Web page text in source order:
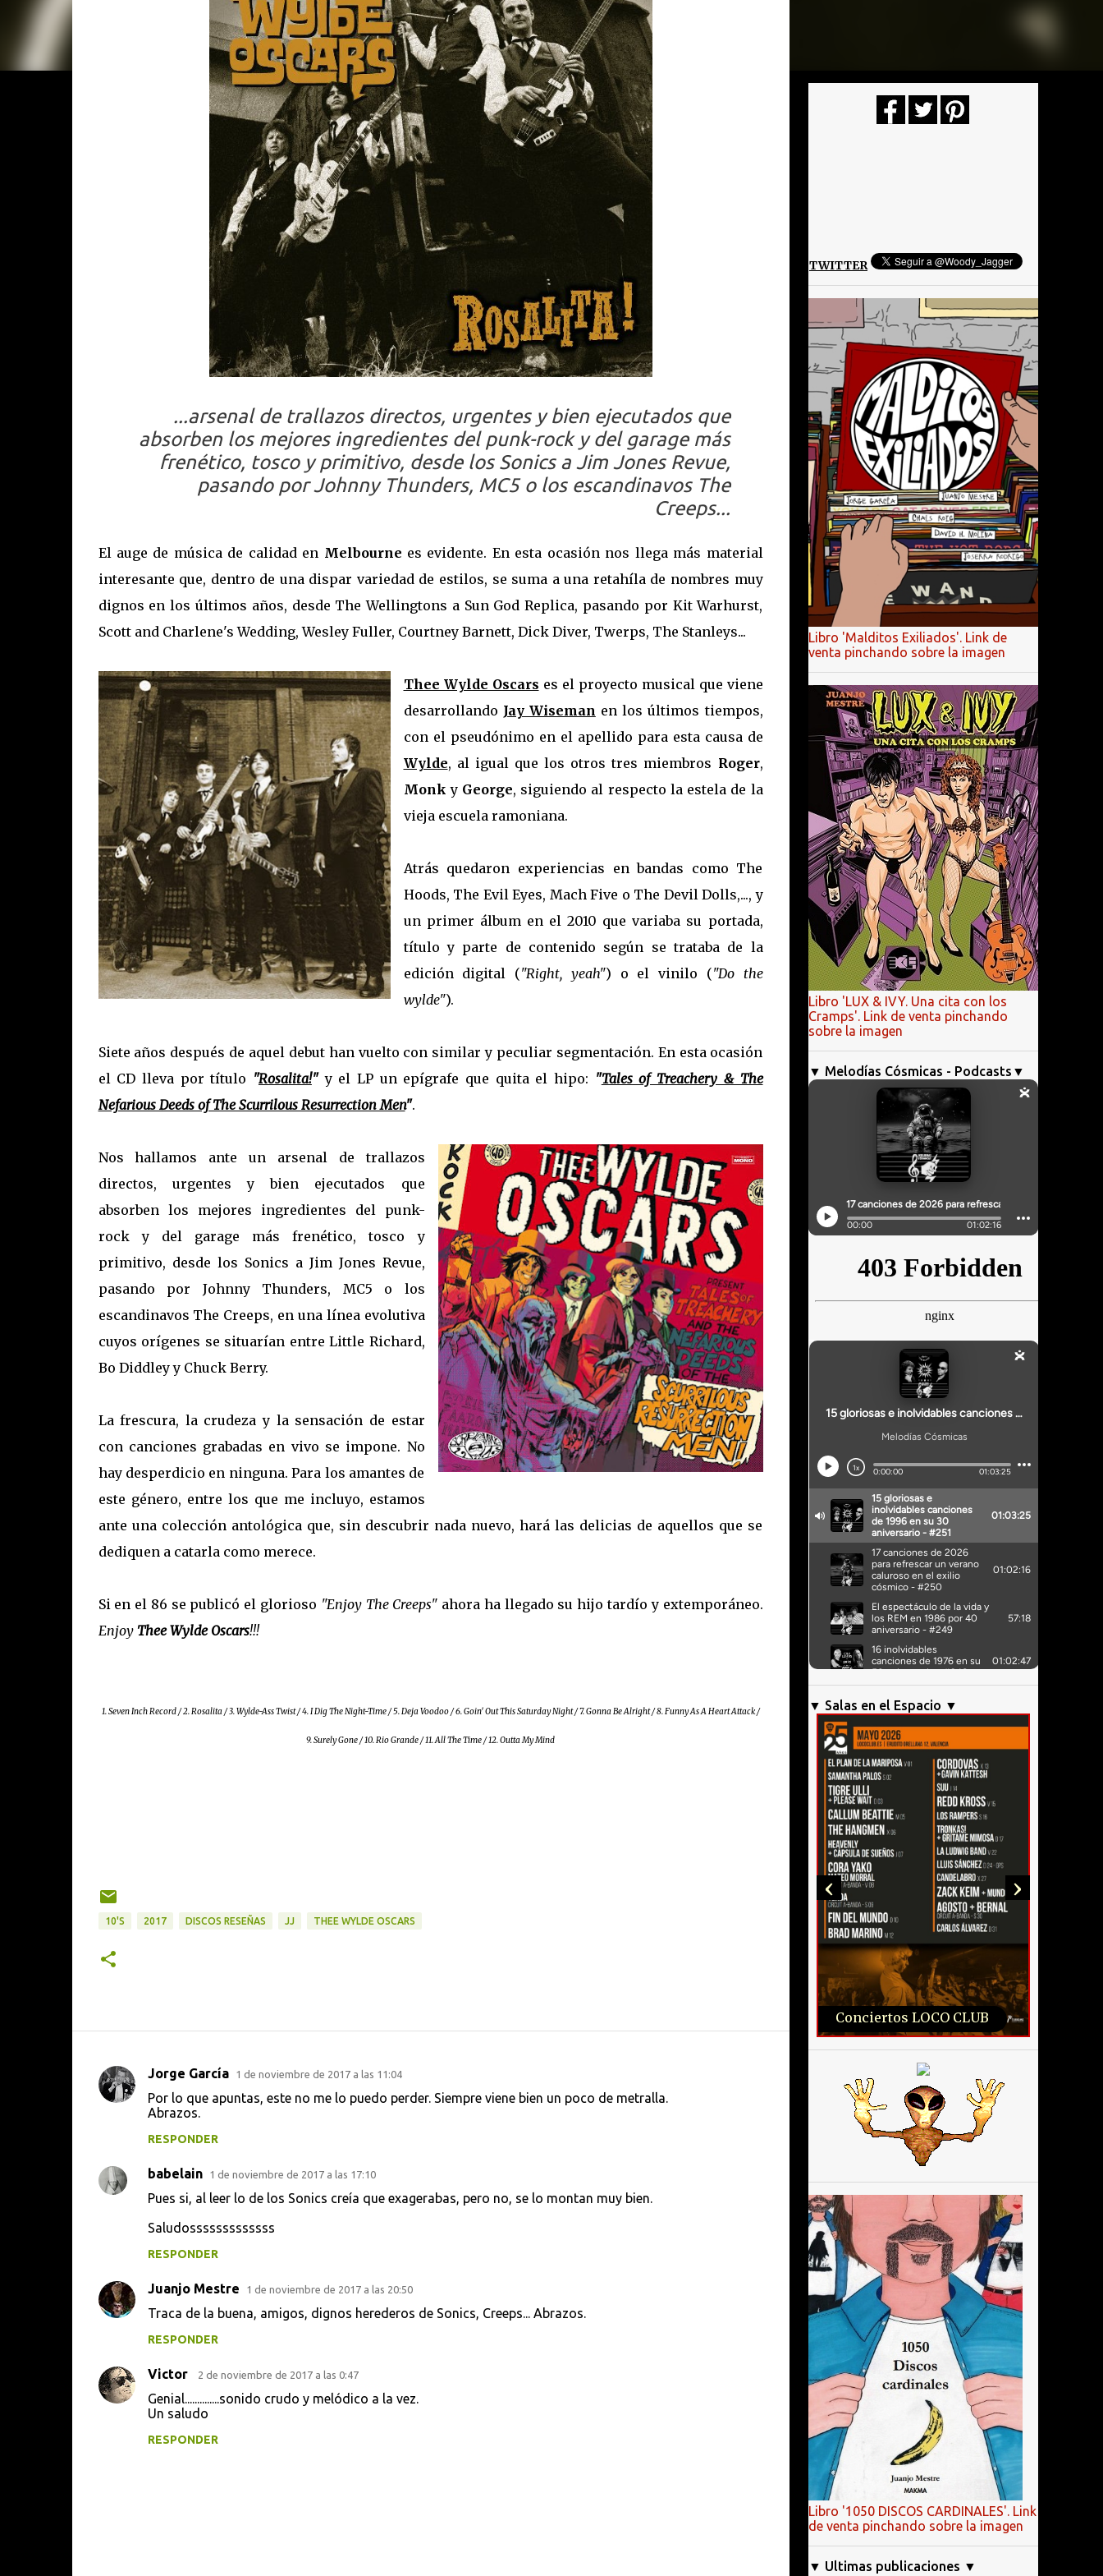
...arsenal de trallazos directos, urgentes y bien ejecutados que
absorben los mejores ingredientes del punk-rock y del garage más
frenético, tosco y primitivo, desde los Sonics a Jim Jones Revue,
pasando por Johnny Thunders, MC5 o los escandinavos The
Creeps...
El auge de música de calidad en Melbourne es evidente. En esta ocasión nos llega más material
interesante que, dentro de una dispar variedad de estilos, se suma a una retahíla de nombres muy
dignos en los últimos años, desde The Wellingtons a Sun God Replica, pasando por Kit Warhurst,
Scott and Charlene's Wedding, Wesley Fuller, Courtney Barnett, Dick Diver, Twerps, The Stanleys...
Thee Wylde Oscars es el proyecto musical que viene
desarrollando Jay Wiseman en los últimos tiempos,
con el pseudónimo en el apellido para esta causa de
Wylde, al igual que los otros tres miembros Roger,
Monk y George, siguiendo al respecto la estela de la
vieja escuela ramoniana.
Atrás quedaron experiencias en bandas como The
Hoods, The Evil Eyes, Mach Five o The Devil Dolls,..., y
un primer álbum en el 2010 que variaba su portada,
título y parte de contenido según se trataba de la
edición digital ("Right, yeah") o el vinilo ("Do the
wylde").
Siete años después de aquel debut han vuelto con similar y peculiar segmentación. En esta ocasión
el CD lleva por título "Rosalita!"y el LP un epígrafe que quita el hipo: "Tales of Treachery & The
Nefarious Deeds of The Scurrilous Resurrection Men".
Nos hallamos ante un arsenal de trallazos
directos, urgentes y bien ejecutados que
absorben los mejores ingredientes del punk-
rock y del garage más frenético, tosco y
primitivo, desde los Sonics a Jim Jones Revue,
pasando por Johnny Thunders, MC5 o los
escandinavos The Creeps, en una línea evolutiva
cuyos orígenes se situarían entre Little Richard,
Bo Diddley y Chuck Berry.
La frescura, la crudeza y la sensación de estar
con canciones grabadas en vivo se impone. No
hay desperdicio en ninguna. Para los amantes de
este género, entre los que me incluyo, estamos
ante una colección antológica que, sin descubrir nada nuevo, hará las delicias de aquellos que se
dediquen a catarla como merece.
Si en el 86 se publicó el glorioso "Enjoy The Creeps" ahora ha llegado su hijo tardío y extemporáneo.
Enjoy Thee Wylde Oscars!!!
1. Seven Inch Record / 2. Rosalita / 3. Wylde-Ass Twist / 4. I Dig The Night-Time / 5. Deja Voodoo / 6. Goin' Out This Saturday Night / 7. Gonna Be Alright / 8. Funny As A Heart Attack /
9. Surely Gone / 10. Rio Grande / 11. All The Time / 12. Outta My Mind
10'S 2017 DISCOS RESEÑAS JJ THEE WYLDE OSCARS
C
n
o
s
Jorge García 1 de noviembre de 2017 a las 11:04
Por lo que apuntas, este no me lo puedo perder. Siempre viene bien un poco de metralla.
Abrazos.
RESPONDER
babelain 1 de noviembre de 2017 a las 17:10
Pues si, al leer lo de los Sonics creía que exagerabas, pero no, se lo montan muy bien.
Saludosssssssssssss
RESPONDER
Juanjo Mestre 1 de noviembre de 2017 a las 20:50
Traca de la buena, amigos, dignos herederos de Sonics, Creeps... Abrazos.
RESPONDER
Victor 2 de noviembre de 2017 a las 0:47
Genial..............sonido crudo y melódico a la vez.
Un saludo
RESPONDER
TWITTER
Libro 'Malditos Exiliados'. Link de
venta pinchando sobre la imagen
Libro 'LUX & IVY. Una cita con los
Cramps'. Link de venta pinchando
sobre la imagen
▼ Melodías Cósmicas - Podcasts▼
▼ Salas en el Espacio ▼
Conciertos LOCO CLUB
›
‹
Libro '1050 DISCOS CARDINALES'. Link
de venta pinchando sobre la imagen
▼ Ultimas publicaciones ▼